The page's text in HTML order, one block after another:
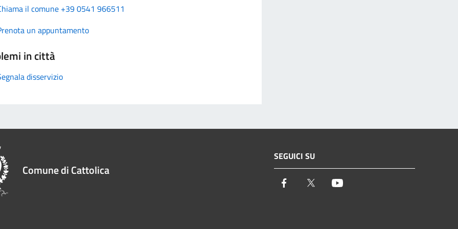
il comune +39 0541 966511
un appuntamento
in città
disservizio
Comune di Cattolica
SEGUICI SU
Facebook Twitter